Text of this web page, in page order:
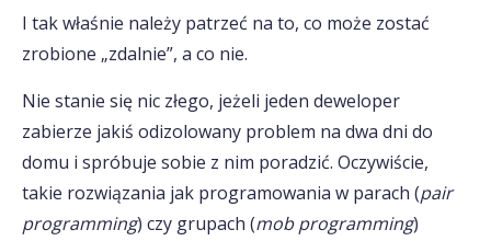
I tak właśnie należy patrzeć na to, co może zostać
zrobione „zdalnie”, a co nie.
Nie stanie się nic złego, jeżeli jeden deweloper
zabierze jakiś odizolowany problem na dwa dni do
domu i spróbuje sobie z nim poradzić. Oczywiście,
takie rozwiązania jak programowania w parach (pair
programming) czy grupach (mob programming)